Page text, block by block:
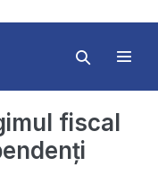
Search
fiscal